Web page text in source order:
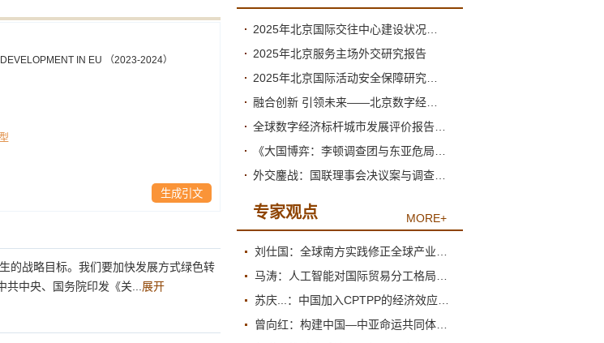
IN EU （2023-2024）
生成引文
的战略目标。我们要加快发展方式绿色转
中央、国务院印发《关... 展开
2025年北京服务主场外交研究报告
专家观点 MORE+